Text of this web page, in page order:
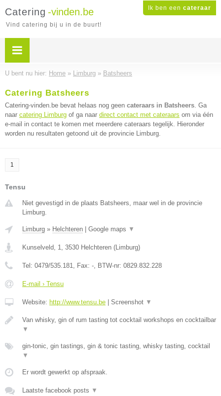
Ik ben een cateraar
Catering -vinden.be
Vind catering bij u in de buurt!
U bent nu hier: Home » Limburg » Batsheers
Catering Batsheers
Catering-vinden.be bevat helaas nog geen cateraars in Batsheers. Ga
naar catering Limburg of ga naar direct contact met cateraars om via één
e-mail in contact te komen met meerdere cateraars tegelijk. Hieronder
worden nu resultaten getoond uit de provincie Limburg.
1
Tensu
Niet gevestigd in de plaats Batsheers, maar wel in de provincie
Limburg.
Limburg » Helchteren Google maps ▼
Kunselveld, 1, 3530 Helchteren (Limburg)
Tel: 0479/535.181, Fax: -, BTW-nr: 0829.832.228
E-mail › Tensu
Website: http://www.tensu.be Screenshot ▼
Van whisky, gin of rum tasting tot cocktail workshops en cocktailbar
▼
gin-tonic, gin tastings, gin & tonic tasting, whisky tasting, cocktail
▼
Er wordt gewerkt op afspraak.
Laatste facebook posts ▼